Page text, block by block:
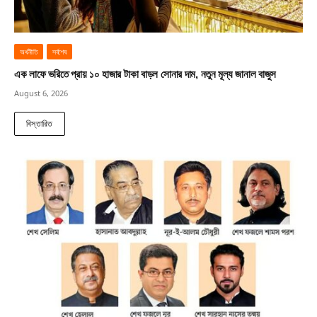
অর্থনীতি সর্বশেষ
এক লাফে ভরিতে প্রায় ১০ হাজার টাকা বাড়ল সোনার দাম, নতুন মূল্য জানাল বাজুস
August 6, 2026
বিস্তারিত